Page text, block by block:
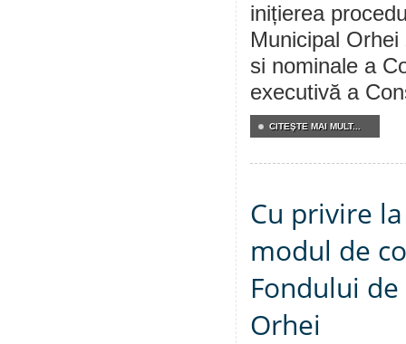
inițierea
Municipal
si nominale a
executivă a
CITEŞTE MAI MULT...
Cu privire
modul de
Fondului
Orhei